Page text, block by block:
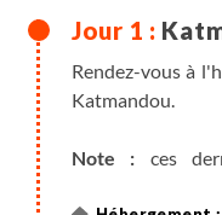
Rendez-vous à
Katmandou.
Note : ces